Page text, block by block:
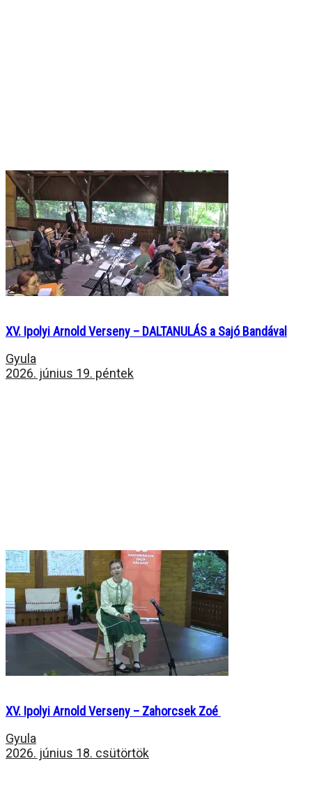
XV. Ipolyi Arnold Verseny – DALTANULÁS a Sajó Bandával
Gyula
2026. június 19. péntek
XV. Ipolyi Arnold Verseny – Zahorcsek Zoé
Gyula
2026. június 18. csütörtök